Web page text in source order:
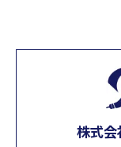
株式